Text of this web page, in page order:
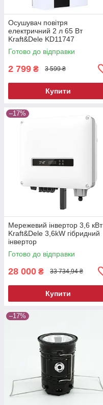
Осушувач повітря
електричний 2 л 65 Вт
Kraft&Dele KD11747
побутовий вологопоглинач
Готово до відправки
2 799 ₴ 3 599 ₴
Купити
–17%
Мережевий інвертор 3,6 кВт
Kraft&Dele 3,6kW гібридний
інвертор
Готово до відправки
28 000 ₴ 33 734,94 ₴
Купити
–17%